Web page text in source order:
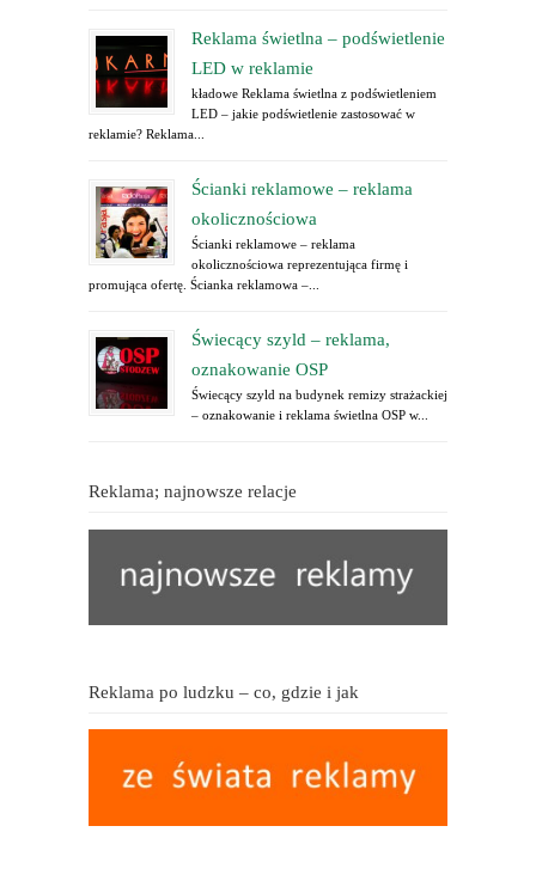
Reklama świetlna – podświetlenie
LED w reklamie
kładowe Reklama świetlna z podświetleniem
LED – jakie podświetlenie zastosować w
reklamie? Reklama...
Ścianki reklamowe – reklama
okolicznościowa
Ścianki reklamowe – reklama
okolicznościowa reprezentująca firmę i
promująca ofertę. Ścianka reklamowa –...
Świecący szyld – reklama,
oznakowanie OSP
Świecący szyld na budynek remizy strażackiej
– oznakowanie i reklama świetlna OSP w...
Reklama; najnowsze relacje
Reklama po ludzku – co, gdzie i jak